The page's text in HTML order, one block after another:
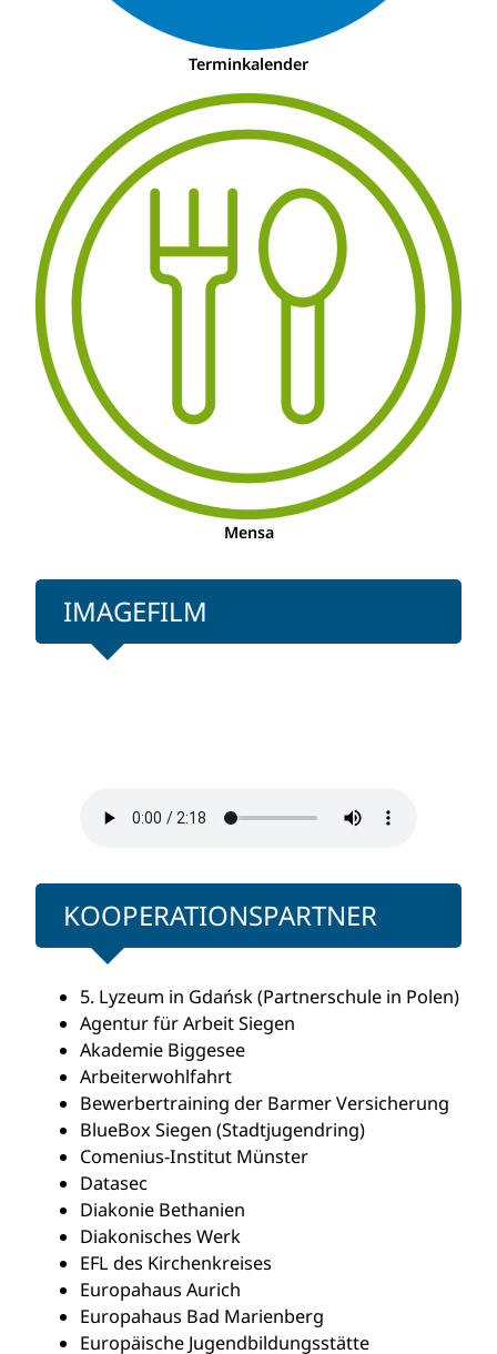
Terminkalender
Mensa
IMAGEFILM
KOOPERATIONSPARTNER
5. Lyzeum in Gdańsk (Partnerschule in Polen)
Agentur für Arbeit Siegen
Akademie Biggesee
Arbeiterwohlfahrt
Bewerbertraining der Barmer Versicherung
BlueBox Siegen (Stadtjugendring)
Comenius-Institut Münster
Datasec
Diakonie Bethanien
Diakonisches Werk
EFL des Kirchenkreises
Europahaus Aurich
Europahaus Bad Marienberg
Europäische Jugendbildungsstätte